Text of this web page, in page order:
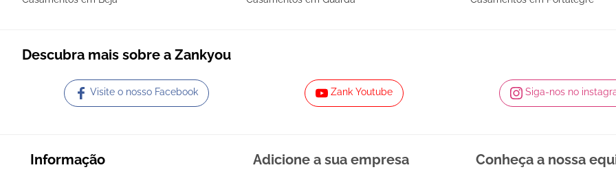
Descubra mais sobre a Zankyou
Visite o nosso Facebook Zank Youtube Siga-nos no
Informação Adicione a sua empresa Conheça a nossa